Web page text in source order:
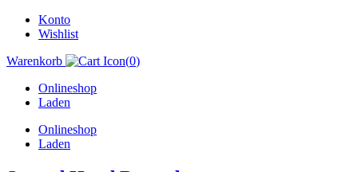
Konto
Wishlist
Warenkorb
(0)
Onlineshop
Laden
Onlineshop
Laden